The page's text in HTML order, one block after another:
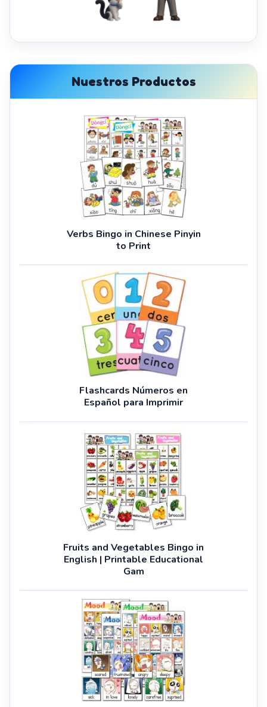
Nuestros Productos
Verbs Bingo in Chinese Pinyin
to Print
Flashcards Números en
Español para Imprimir
Fruits and Vegetables Bingo in
English | Printable Educational
Gam